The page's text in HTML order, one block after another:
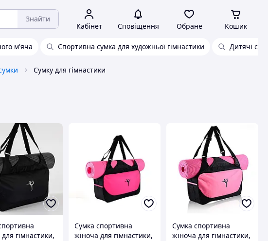
Знайти
Кабінет Сповіщення Обране Кошик
м'яча Спортивна сумка для художньої гімнастики Дитячі
Сумку для гімнастики
гімнастики,
Сумка спортивна
жіноча для гімнастики,
Сумка спортивна
жіноча для гімнастики,